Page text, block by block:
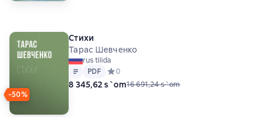
−50%
Стихи
Тарас Шевченко
rus tilida
Matn
PDF
PDF Средний рейтинг 0 на основе 0 оценок
0
8 345,62 s`om16 691,24 s`om